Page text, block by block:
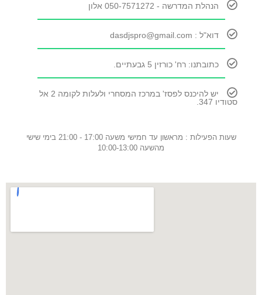
הנהלת המדרשה - 050-7571272 אלון
דוא"ל : dasdjspro@gmail.com
כתובתנו: רח' כורזין 5 גבעתיים.
יש להיכנס לפסז' במרכז המסחרי ולעלות לקומה 2 אל
סטודיו 347.
שעות הפעילות : מראשון עד חמישי משעה 17:00 - 21:00 בימי שישי
מהשעה 10:00-13:00